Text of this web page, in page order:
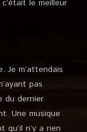
le meilleur
Je m’attendais
pas
du dernier
Une musique
n’y a rien